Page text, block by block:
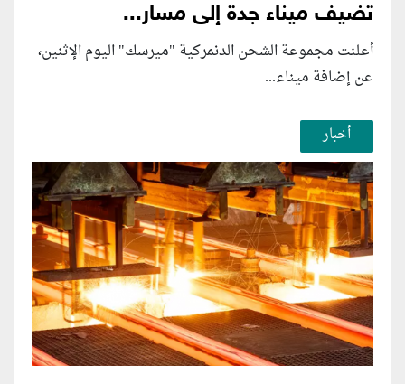
تضيف ميناء جدة إلى مسار...
أعلنت مجموعة الشحن الدنمركية ​"ميرسك" اليوم الإثنين،
عن إضافة ميناء...
أخبار